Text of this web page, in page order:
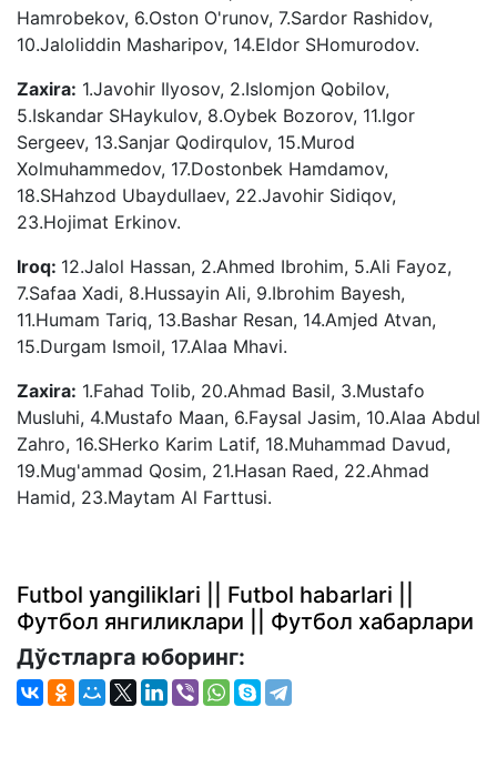
Hamrobekov, 6.Oston O'runov, 7.Sardor Rashidov,
10.Jaloliddin Masharipov, 14.Eldor SHomurodov.
Zaxira: 1.Javohir Ilyosov, 2.Islomjon Qobilov,
5.Iskandar SHaykulov, 8.Oybek Bozorov, 11.Igor
Sergeev, 13.Sanjar Qodirqulov, 15.Murod
Xolmuhammedov, 17.Dostonbek Hamdamov,
18.SHahzod Ubaydullaev, 22.Javohir Sidiqov,
23.Hojimat Erkinov.
Iroq: 12.Jalol Hassan, 2.Ahmed Ibrohim, 5.Ali Fayoz,
7.Safaa Xadi, 8.Hussayin Ali, 9.Ibrohim Bayesh,
11.Humam Tariq, 13.Bashar Resan, 14.Amjed Atvan,
15.Durgam Ismoil, 17.Alaa Mhavi.
Zaxira: 1.Fahad Tolib, 20.Ahmad Basil, 3.Mustafo
Musluhi, 4.Mustafo Maan, 6.Faysal Jasim, 10.Alaa Abdul
Zahro, 16.SHerko Karim Latif, 18.Muhammad Davud,
19.Mug'ammad Qosim, 21.Hasan Raed, 22.Ahmad
Hamid, 23.Maytam Al Farttusi.
Futbol yangiliklari || Futbol habarlari ||
Футбол янгиликлари || Футбол хабарлари
Дўстларга юборинг: